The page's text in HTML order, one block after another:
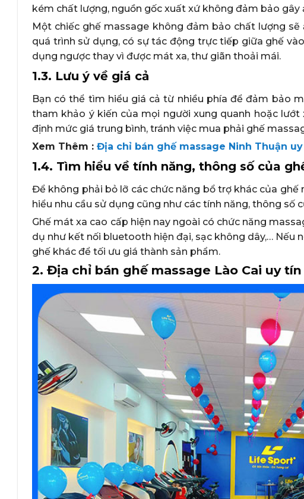
kém chất lượng, nguồn gốc xuất xứ không đảm bảo
Một chiếc ghế massage không đảm bảo chất lượng
quá trình sử dụng, có sự tác động trực tiếp giữa ghế
dụng ngược thay vì được mát xa, thư giãn thoải mái.
1.3. Lưu ý về giá cả
Bạn có thể tìm hiểu giá cả từ nhiều phía để đảm bảo
tham khảo ý kiến của mọi người xung quanh hoặc
định mức giá trung bình, tránh việc mua phải ghế
Xem Thêm : Địa chỉ bán ghế massage Ninh Thuận
1.4. Tìm hiểu về tính năng, thông số của
Để không phải bỏ lỡ các chức năng bổ trợ khác của
hiểu nhu cầu sử dụng cũng như các tính năng, thông số
Ghế mát xa cao cấp hiện nay ngoài có chức năng
dụ như kết nối bluetooth hiện đại, sạc không dây,… Nếu
ghế khác để tối ưu giá thành sản phẩm.
2. Địa chỉ bán ghế massage Lào Cai uy